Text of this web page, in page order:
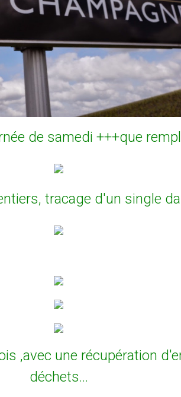
de samedi +++que
tracage d'un single
,avec une récupération
déchets...